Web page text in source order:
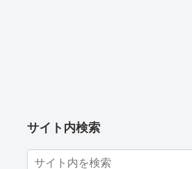
サイト内検索